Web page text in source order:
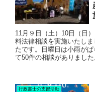
11月９日（土）10日（日
料法律相談を実施いたし
たです。日曜日は小雨が
て50件の相談がありまし
行政書士の支部活動